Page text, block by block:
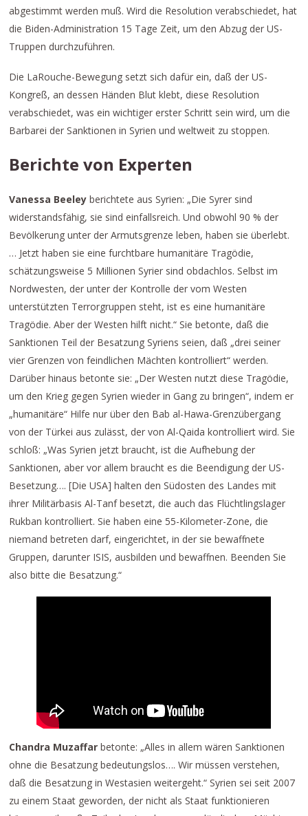
abgestimmt werden muß. Wird die Resolution verabschiedet, hat
die Biden-Administration 15 Tage Zeit, um den Abzug der US-
Truppen durchzuführen.
Die LaRouche-Bewegung setzt sich dafür ein, daß der US-
Kongreß, an dessen Händen Blut klebt, diese Resolution
verabschiedet, was ein wichtiger erster Schritt sein wird, um die
Barbarei der Sanktionen in Syrien und weltweit zu stoppen.
Berichte von Experten
Vanessa Beeley berichtete aus Syrien: „Die Syrer sind
widerstandsfähig, sie sind einfallsreich. Und obwohl 90 % der
Bevölkerung unter der Armutsgrenze leben, haben sie überlebt.
… Jetzt haben sie eine furchtbare humanitäre Tragödie,
schätzungsweise 5 Millionen Syrier sind obdachlos. Selbst im
Nordwesten, der unter der Kontrolle der vom Westen
unterstützten Terrorgruppen steht, ist es eine humanitäre
Tragödie. Aber der Westen hilft nicht.“ Sie betonte, daß die
Sanktionen Teil der Besatzung Syriens seien, daß „drei seiner
vier Grenzen von feindlichen Mächten kontrolliert“ werden.
Darüber hinaus betonte sie: „Der Westen nutzt diese Tragödie,
um den Krieg gegen Syrien wieder in Gang zu bringen“, indem er
„humanitäre“ Hilfe nur über den Bab al-Hawa-Grenzübergang
von der Türkei aus zulässt, der von Al-Qaida kontrolliert wird. Sie
schloß: „Was Syrien jetzt braucht, ist die Aufhebung der
Sanktionen, aber vor allem braucht es die Beendigung der US-
Besetzung…. [Die USA] halten den Südosten des Landes mit
ihrer Militärbasis Al-Tanf besetzt, die auch das Flüchtlingslager
Rukban kontrolliert. Sie haben eine 55-Kilometer-Zone, die
niemand betreten darf, eingerichtet, in der sie bewaffnete
Gruppen, darunter ISIS, ausbilden und bewaffnen. Beenden Sie
also bitte die Besatzung.“
Chandra Muzaffar betonte: „Alles in allem wären Sanktionen
ohne die Besatzung bedeutungslos…. Wir müssen verstehen,
daß die Besatzung in Westasien weitergeht.“ Syrien sei seit 2007
zu einem Staat geworden, der nicht als Staat funktionieren